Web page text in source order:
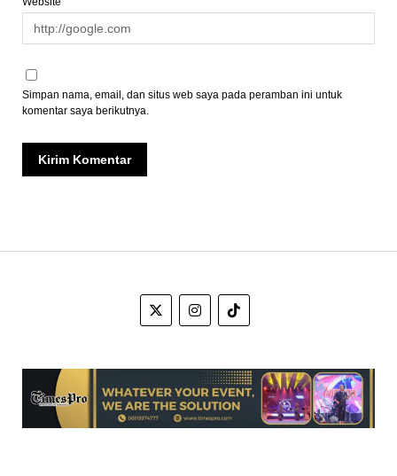
Simpan nama, email, dan situs web saya pada peramban ini untuk
komentar saya berikutnya.